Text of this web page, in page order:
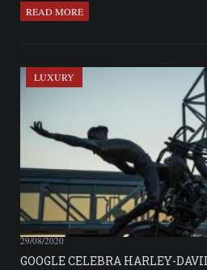
READ MORE
LUXURY
29/08/2020
GOOGLE CELEBRA HARLEY-